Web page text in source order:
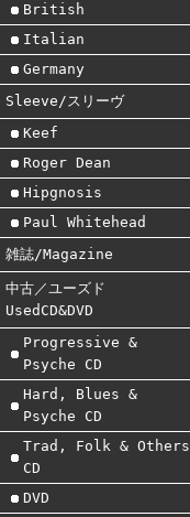
British
Italian
Germany
Sleeve/スリーヴ
Keef
Roger Dean
Hipgnosis
Paul Whitehead
雑誌/Magazine
中古／ユーズド
UsedCD&DVD
Progressive &
Psyche CD
Hard, Blues &
Psyche CD
Trad, Folk & Others
CD
DVD